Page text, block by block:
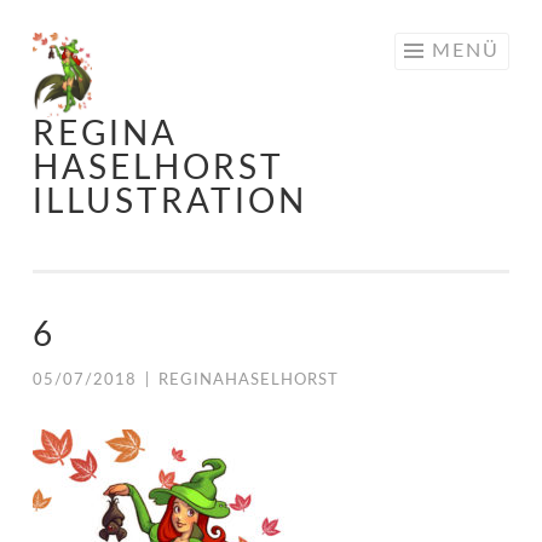
Springe
zum
Inhalt
REGINA
HASELHORST
ILLUSTRATION
MENÜ
6
05/07/2018 REGINAHASELHORST